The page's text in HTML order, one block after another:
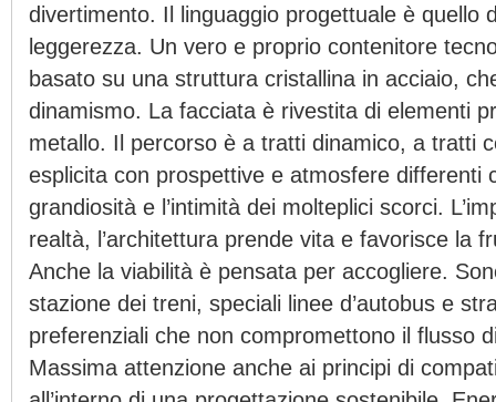
divertimento. Il linguaggio progettuale è quello
leggerezza. Un vero e proprio contenitore
basato su una struttura cristallina in acciaio,
dinamismo. La facciata è rivestita di elementi
metallo. Il percorso è a tratti dinamico, a tratti
esplicita con prospettive e atmosfere differenti
grandiosità e l’intimità dei molteplici scorci.
realtà, l’architettura prende vita e favorisce la
Anche la viabilità è pensata per accogliere.
stazione dei treni, speciali linee d’autobus e
preferenziali che non compromettono il flusso
Massima attenzione anche ai principi di